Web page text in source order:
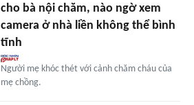
cho bà nội chăm, nào ngờ xem
camera ở nhà liền không thể bình
tĩnh
Người mẹ khóc thét với cảnh chăm cháu của
mẹ chồng.